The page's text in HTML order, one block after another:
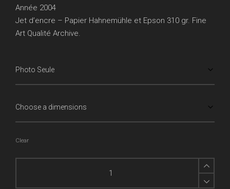
1540.00€
Année 2004
Jet d’encre – Papier Hahnemühle et Epson 310 gr. Fine
Art Qualité Archive.
Clear